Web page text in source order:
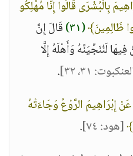
بِالْبُشْرَى قَالُوا إِنَّا مُهْلِكُو
ظَالِمِينَ﴾(٣١)
قَالَ إِنَّ
لَنُنَجِّيَنَّهُ وَأَهْلَهُ إِلَّا
٣١، ٣٢]
.
إِبْرَاهِيمَ الرَّوْعُ وَجَاءَتْهُ
[هود: ٧٤]
.